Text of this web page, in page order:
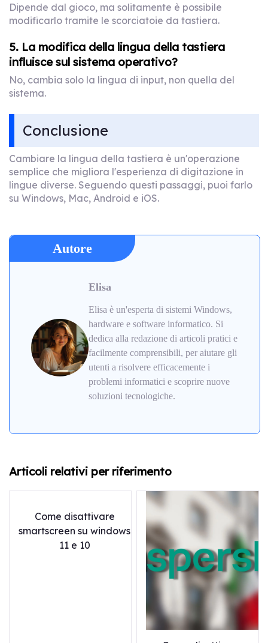
Dipende dal gioco, ma solitamente è possibile
modificarlo tramite le scorciatoie da tastiera.
5. La modifica della lingua della tastiera
influisce sul sistema operativo?
No, cambia solo la lingua di input, non quella del
sistema.
Conclusione
Cambiare la lingua della tastiera è un'operazione
semplice che migliora l'esperienza di digitazione in
lingue diverse. Seguendo questi passaggi, puoi farlo
su Windows, Mac, Android e iOS.
Autore
Elisa
Elisa è un'esperta di sistemi Windows,
hardware e software informatico. Si
dedica alla redazione di articoli pratici e
facilmente comprensibili, per aiutare gli
utenti a risolvere efficacemente i
problemi informatici e scoprire nuove
soluzioni tecnologiche.
Articoli relativi per riferimento
Come disattivare
smartscreen su windows
11 e 10